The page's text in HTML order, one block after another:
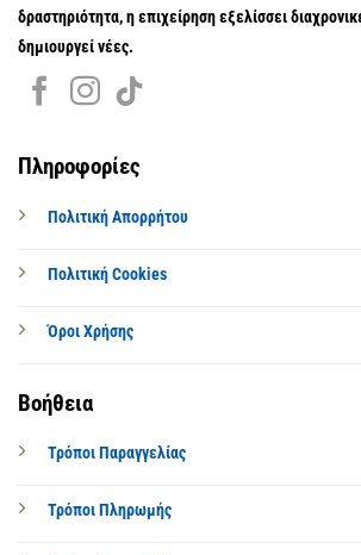
δραστηριότητα, η επιχείρηση εξελίσσει
δημιουργεί νέες.
Πληροφορίες
Πολιτική Απορρήτου
Πολιτική Cookies
Όροι Χρήσης
Βοήθεια
Τρόποι Παραγγελίας
Τρόποι Πληρωμής